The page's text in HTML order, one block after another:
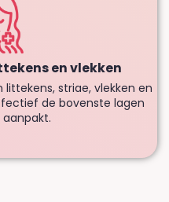
en vlekken
striae, vlekken en
de bovenste lagen